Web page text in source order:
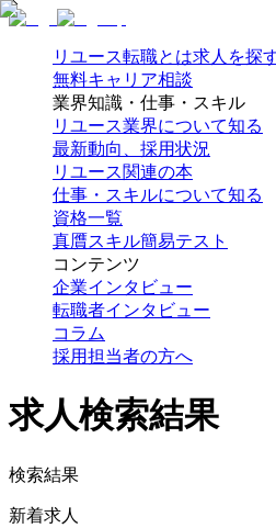
リユース転職とは求人を探
無料キャリア相談
業界知識・仕事・スキル
リユース業界について知る
最新動向、採用状況
リユース関連の本
仕事・スキルについて知る
資格一覧
真贋スキル簡易テスト
コンテンツ
企業インタビュー
転職者インタビュー
コラム
採用担当者の方へ
求人検索結果
検索結果
新着求人